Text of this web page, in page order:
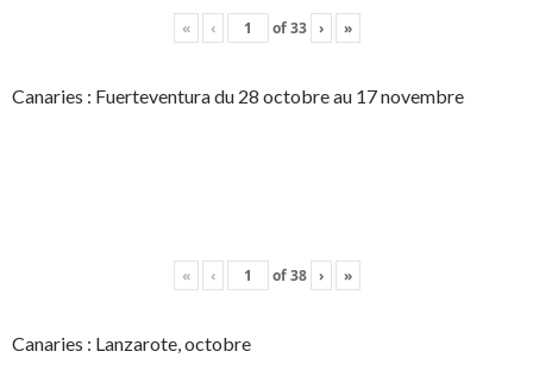
« ‹ of33 › »
Canaries : Fuerteventura du 28 octobre au 17 novembre
« ‹ of38 › »
Canaries : Lanzarote, octobre